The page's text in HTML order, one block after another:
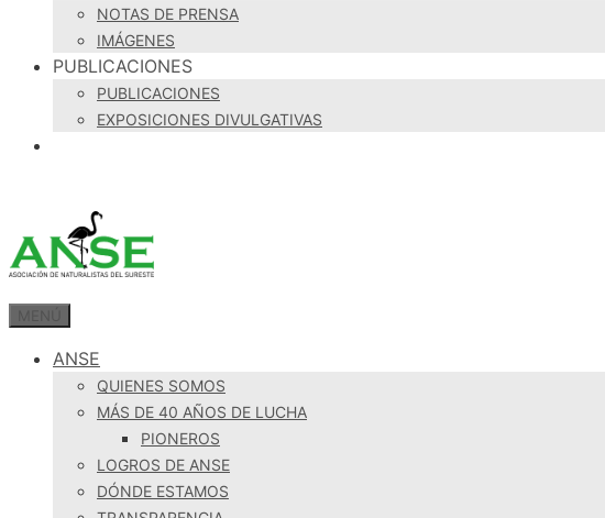
NOTAS DE PRENSA
IMÁGENES
PUBLICACIONES
PUBLICACIONES
EXPOSICIONES DIVULGATIVAS
ANSE
QUIENES SOMOS
MÁS DE 40 AÑOS DE LUCHA
PIONEROS
LOGROS DE ANSE
DÓNDE ESTAMOS